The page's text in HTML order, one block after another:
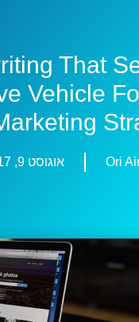
That
Vehicle
Ori אוגוסט 9, 2017